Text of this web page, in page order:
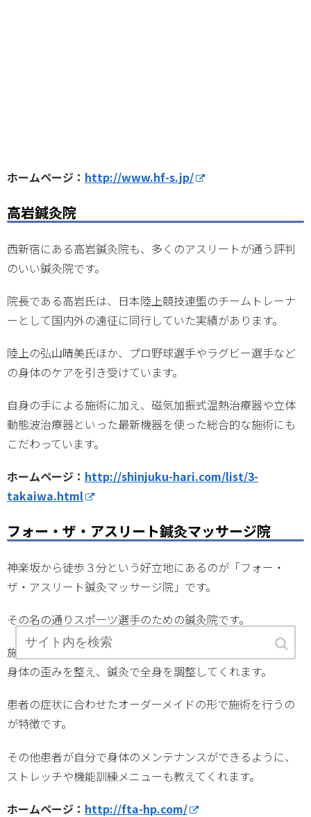
ホームページ： http://www.hf-s.jp/
高岩鍼灸院
西新宿にある高岩鍼灸院も、多くのアスリートが通う評判
のいい鍼灸院です。
院長である高岩氏は、日本陸上競技連盟のチームトレーナ
ーとして国内外の遠征に同行していた実績があります。
陸上の弘山晴美氏ほか、プロ野球選手やラグビー選手など
の身体のケアを引き受けています。
自身の手による施術に加え、磁気加振式温熱治療器や立体
動態波治療器といった最新機器を使った総合的な施術にも
こだわっています。
ホームページ： http://shinjuku-hari.com/list/3-
takaiwa.html
フォー・ザ・アスリート鍼灸マッサージ院
神楽坂から徒歩３分という好立地にあるのが「フォー・
ザ・アスリート鍼灸マッサージ院」です。
その名の通りスポーツ選手のための鍼灸院です。
施術内容はマッサージ、鍼灸、カイロなどを組み合わせ、
身体の歪みを整え、鍼灸で全身を調整してくれます。
患者の症状に合わせたオーダーメイドの形で施術を行うの
が特徴です。
その他患者が自分で身体のメンテナンスができるように、
ストレッチや機能訓練メニューも教えてくれます。
ホームページ： http://fta-hp.com/